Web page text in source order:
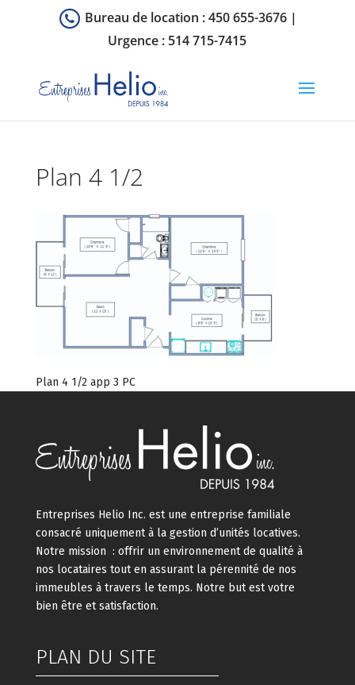
Bureau de location :450 655-3676|
Urgence : 514 715-7415
Plan 4 1/2
Plan 4 1/2 app 3 PC
Entreprises Helio Inc. est une entreprise familiale
consacré uniquement à la gestion d’unités locatives.
Notre mission : offrir un environnement de qualité à
nos locataires tout en assurant la pérennité de nos
immeubles à travers le temps. Notre but est votre
bien être et satisfaction.
PLAN DU SITE